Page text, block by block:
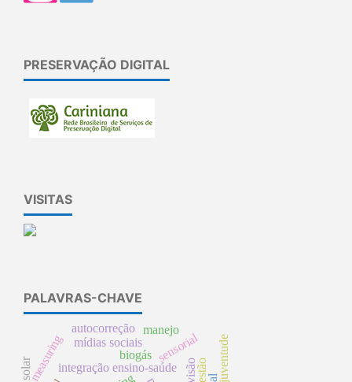
PRESERVAÇÃO DIGITAL
VISITAS
PALAVRAS-CHAVE
integração ensino-saúde
biogás
measuring mídias sociais juventude
autocorreção
sensorial
manejo